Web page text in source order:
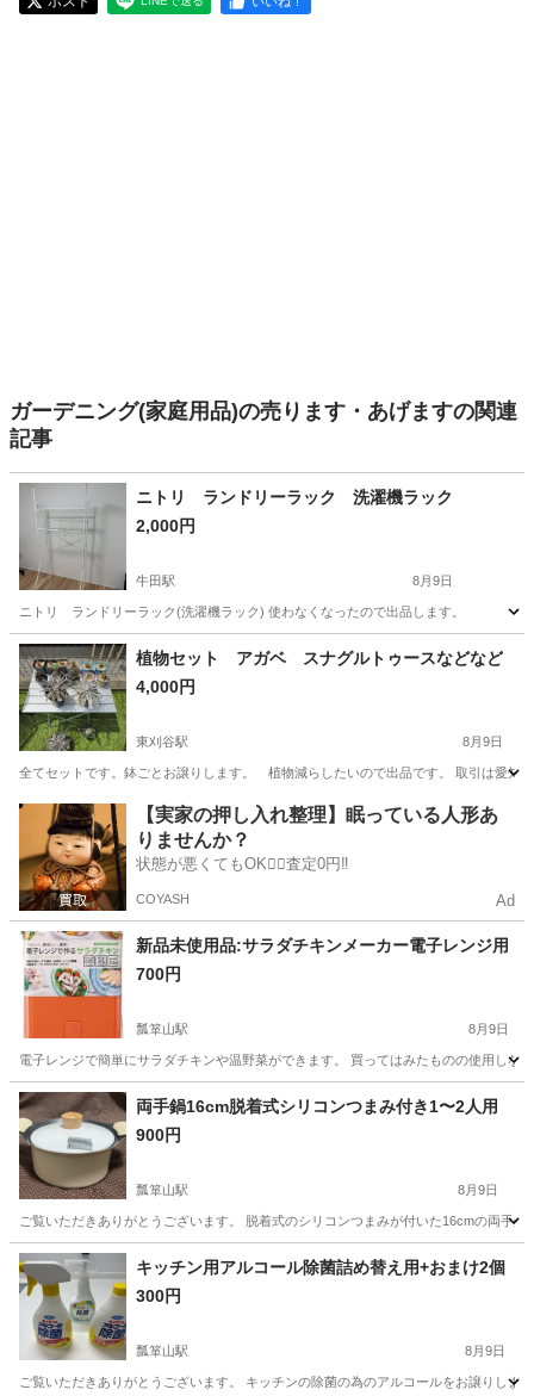
ガーデニング(家庭用品)の売ります・あげますの関連
記事
ニトリ ランドリーラック 洗濯機ラック
2,000円
牛田駅 8月9日
ニトリ ランドリーラック(洗濯機ラック) 使わなくなったので出品します。
愛知 知立市 牛田駅 家庭用品 ラック
植物セット アガベ スナグルトゥースなどなど
4,000円
東刈谷駅 8月9日
全てセットです。鉢ごとお譲りします。 植物減らしたいので出品です。 取引は愛知
愛知 刈谷市 東刈谷駅 家庭用品 アガベ
【実家の押し入れ整理】眠っている人形あ
りませんか？
状態が悪くてもOK🙆‍♀️査定0円‼️
COYASH Ad
新品未使用品:サラダチキンメーカー電子レンジ用
700円
瓢箪山駅 8月9日
電子レンジで簡単にサラダチキンや温野菜ができます。 買ってはみたものの使用し
愛知 名古屋市 瓢箪山駅 調理器具 サラダチキン
両手鍋16cm脱着式シリコンつまみ付き1〜2人用
900円
瓢箪山駅 8月9日
ご覧いただきありがとうございます。 脱着式のシリコンつまみが付いた16cmの両手
愛知 名古屋市 瓢箪山駅
キッチン用アルコール除菌詰め替え用+おまけ2個
300円
瓢箪山駅 8月9日
ご覧いただきありがとうございます。 キッチンの除菌の為のアルコールをお譲りし